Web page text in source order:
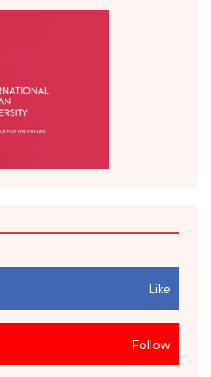
Like
Follow